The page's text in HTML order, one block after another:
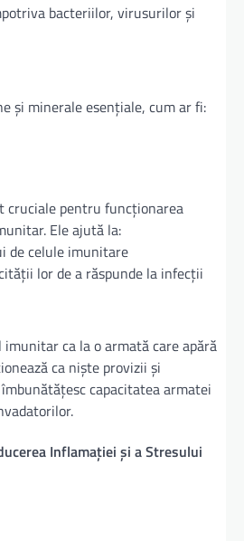
bacteriilor, virusurilor și
și minerale esențiale, cum ar fi:
cruciale pentru funcționarea
Ele ajută la:
de celule imunitare
lor de a răspunde la infecții
ca la o armată care apără
ca niște provizii și
capacitatea armatei
Inflamației și a Stresului